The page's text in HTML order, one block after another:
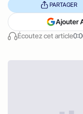
Écoutez cet article
PARTAGER
Ajouter